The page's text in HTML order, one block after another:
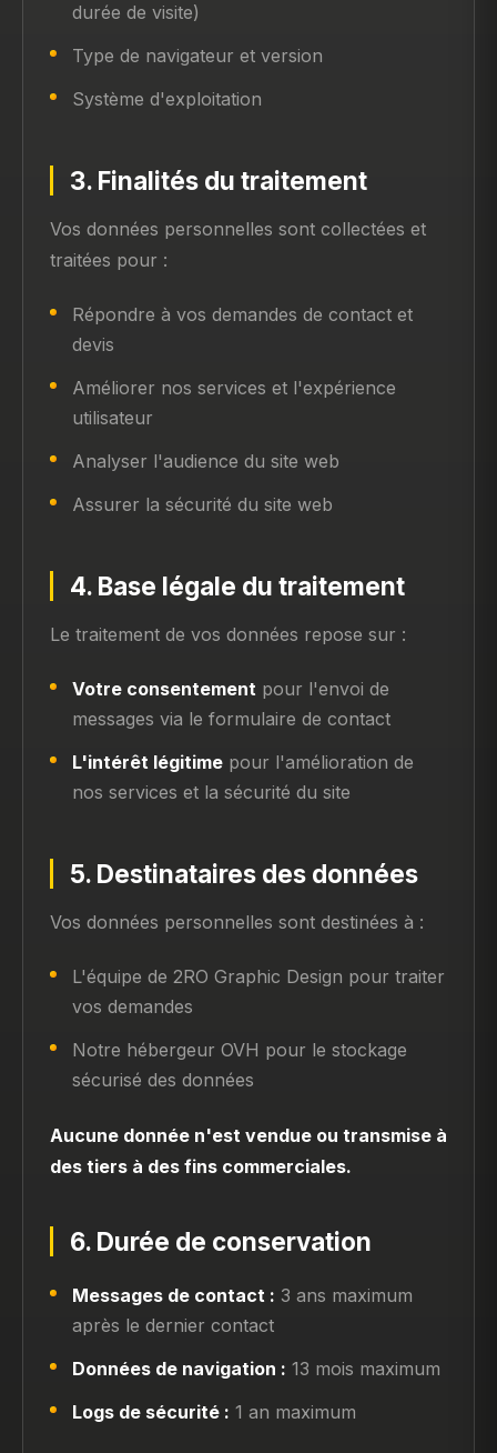
durée de visite)
Type de navigateur et version
Système d'exploitation
3. Finalités du traitement
Vos données personnelles sont collectées et
traitées pour :
Répondre à vos demandes de contact et
devis
Améliorer nos services et l'expérience
utilisateur
Analyser l'audience du site web
Assurer la sécurité du site web
4. Base légale du traitement
Le traitement de vos données repose sur :
Votre consentement pour l'envoi de
messages via le formulaire de contact
L'intérêt légitime pour l'amélioration de
nos services et la sécurité du site
5. Destinataires des données
Vos données personnelles sont destinées à :
L'équipe de 2RO Graphic Design pour traiter
vos demandes
Notre hébergeur OVH pour le stockage
sécurisé des données
Aucune donnée n'est vendue ou transmise à
des tiers à des fins commerciales.
6. Durée de conservation
Messages de contact : 3 ans maximum
après le dernier contact
Données de navigation : 13 mois maximum
Logs de sécurité : 1 an maximum